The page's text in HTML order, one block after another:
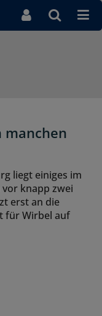
manchen
liegt einiges im
knapp zwei
erst an die
für Wirbel auf